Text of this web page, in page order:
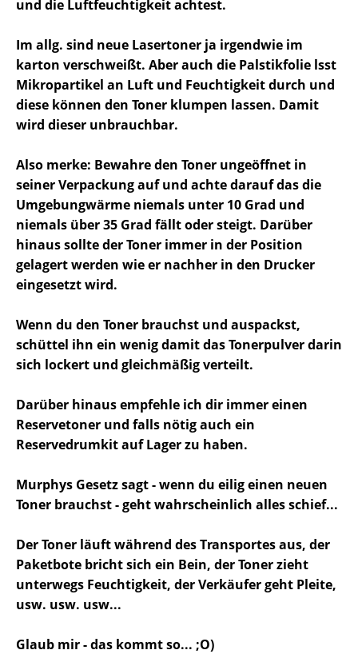
und die Luftfeuchtigkeit achtest.
Im allg. sind neue Lasertoner ja irgendwie im
karton verschweißt. Aber auch die Palstikfolie lsst
Mikropartikel an Luft und Feuchtigkeit durch und
diese können den Toner klumpen lassen. Damit
wird dieser unbrauchbar.
Also merke: Bewahre den Toner ungeöffnet in
seiner Verpackung auf und achte darauf das die
Umgebungwärme niemals unter 10 Grad und
niemals über 35 Grad fällt oder steigt. Darüber
hinaus sollte der Toner immer in der Position
gelagert werden wie er nachher in den Drucker
eingesetzt wird.
Wenn du den Toner brauchst und auspackst,
schüttel ihn ein wenig damit das Tonerpulver darin
sich lockert und gleichmäßig verteilt.
Darüber hinaus empfehle ich dir immer einen
Reservetoner und falls nötig auch ein
Reservedrumkit auf Lager zu haben.
Murphys Gesetz sagt - wenn du eilig einen neuen
Toner brauchst - geht wahrscheinlich alles schief...
Der Toner läuft während des Transportes aus, der
Paketbote bricht sich ein Bein, der Toner zieht
unterwegs Feuchtigkeit, der Verkäufer geht Pleite,
usw. usw. usw...
Glaub mir - das kommt so... ;O)